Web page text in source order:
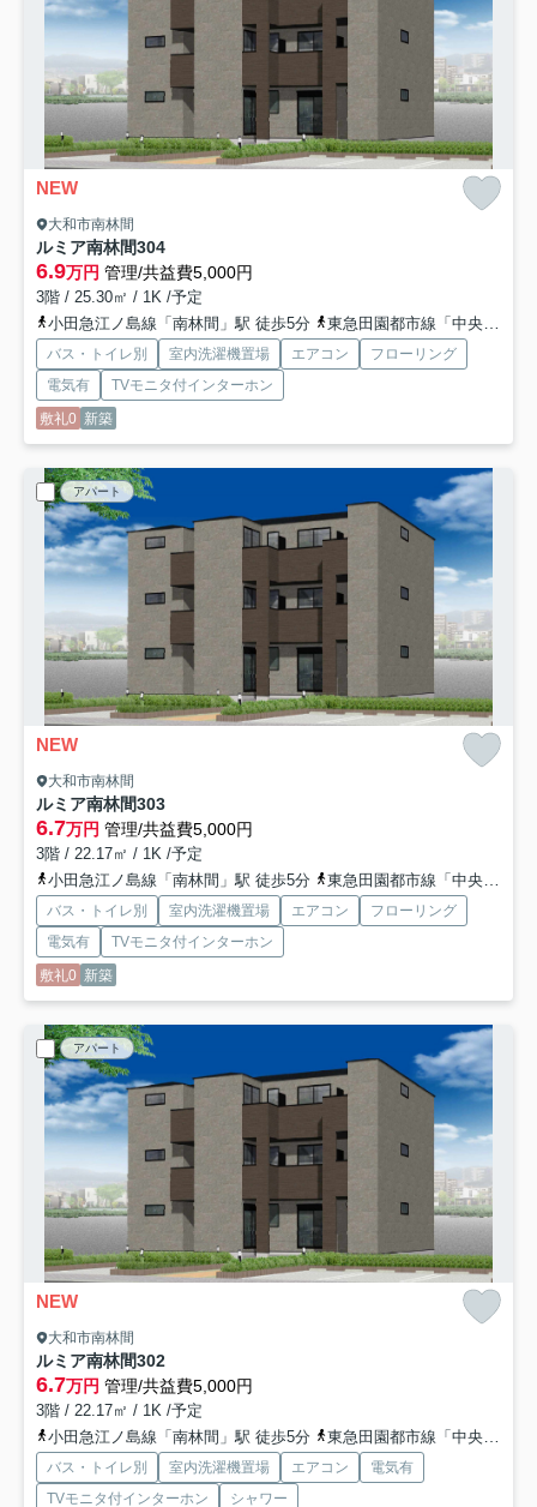
NEW
大和市南林間
ルミア南林間304
6.9万円 管理/共益費5,000円
3階 / 25.30㎡ / 1K /予定
小田急江ノ島線「南林間」駅 徒歩5分
東急田園都市線「中央林間」駅 徒歩13分
バス・トイレ別 室内洗濯機置場 エアコン
フローリング
電気有
TVモニタ付インターホン
敷礼0 新築
アパート
NEW
大和市南林間
ルミア南林間303
6.7万円 管理/共益費5,000円
3階 / 22.17㎡ / 1K /予定
小田急江ノ島線「南林間」駅 徒歩5分
東急田園都市線「中央林間」駅 徒歩13分
バス・トイレ別 室内洗濯機置場 エアコン
フローリング
電気有
TVモニタ付インターホン
敷礼0 新築
アパート
NEW
大和市南林間
ルミア南林間302
6.7万円 管理/共益費5,000円
3階 / 22.17㎡ / 1K /予定
小田急江ノ島線「南林間」駅 徒歩5分
東急田園都市線「中央林間」駅 徒歩13分
バス・トイレ別 室内洗濯機置場 エアコン
電気有
TVモニタ付インターホン
シャワー